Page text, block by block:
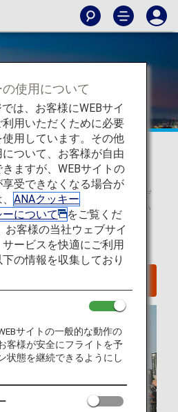
う
ー、新奇なグルメ、流行のインデ
アトルは、アメリカで最も美しい
者を楽しませてくれる都市で
使用について
は、お客様にWEBサイ
利用いただくために必要
用しています。その他
ついて、お客様が自由
ますが、WEBサイトの
受できなくなる場合が
ANAクッキー
ーについて
をご覧くだ
お客様の当社ウェブサイ
サービスを快適にご利用
の情報を収集しており
サイトの一般的な動作の
客様が安全にフライトを予
状態を継続できるようにし